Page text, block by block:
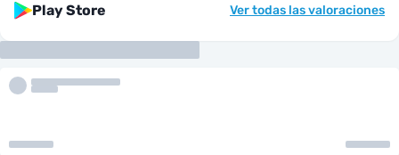
Play Store Ver todas las valoraciones